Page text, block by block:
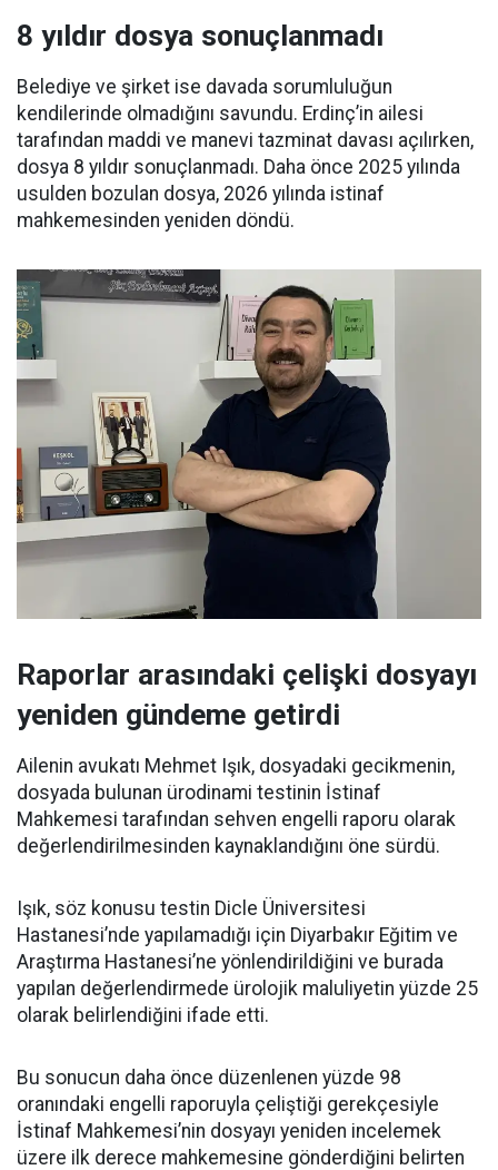
8 yıldır dosya sonuçlanmadı
Belediye ve şirket ise davada sorumluluğun
kendilerinde olmadığını savundu. Erdinç’in ailesi
tarafından maddi ve manevi tazminat davası açılırken,
dosya 8 yıldır sonuçlanmadı. Daha önce 2025 yılında
usulden bozulan dosya, 2026 yılında istinaf
mahkemesinden yeniden döndü.
Raporlar arasındaki çelişki dosyayı
yeniden gündeme getirdi
Ailenin avukatı Mehmet Işık, dosyadaki gecikmenin,
dosyada bulunan ürodinami testinin İstinaf
Mahkemesi tarafından sehven engelli raporu olarak
değerlendirilmesinden kaynaklandığını öne sürdü.
Işık, söz konusu testin Dicle Üniversitesi
Hastanesi’nde yapılamadığı için Diyarbakır Eğitim ve
Araştırma Hastanesi’ne yönlendirildiğini ve burada
yapılan değerlendirmede ürolojik maluliyetin yüzde 25
olarak belirlendiğini ifade etti.
Bu sonucun daha önce düzenlenen yüzde 98
oranındaki engelli raporuyla çeliştiği gerekçesiyle
İstinaf Mahkemesi’nin dosyayı yeniden incelemek
üzere ilk derece mahkemesine gönderdiğini belirten